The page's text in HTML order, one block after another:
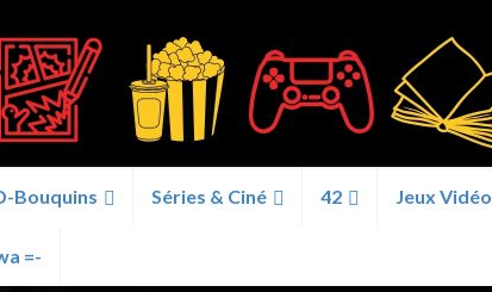
Bouquins Séries & Ciné 42 Jeux Vidéo
=-